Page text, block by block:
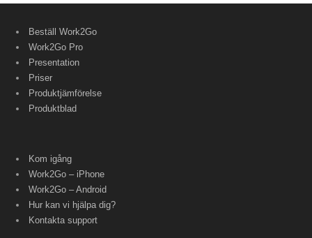
Beställ Work2Go
Work2Go Pro
Presentation
Priser
Produktjämförelse
Produktblad
Kom igång
Work2Go – iPhone
Work2Go – Android
Hur kan vi hjälpa dig?
Kontakta support